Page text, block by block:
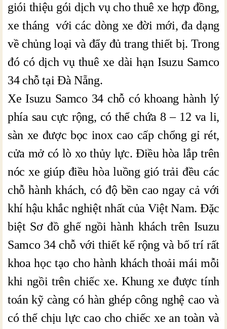
giói thiệu gói dịch vụ cho thuê xe hợp đồng,
xe tháng với các dòng xe đời mới, đa dạng
về chủng loại và đẩy đủ trang thiết bị. Trong
đó có dịch vụ thuê xe dài hạn Isuzu Samco
34 chỗ tại Đà Nẵng.
Xe Isuzu Samco 34 chỗ có khoang hành lý
phía sau cực rộng, có thể chứa 8 – 12 va li,
sàn xe được bọc inox cao cấp chổng gỉ rét,
cửa mở có lò xo thủy lực. Điều hòa lắp trên
nóc xe giúp điều hòa luồng gió trải đều các
chỗ hành khách, có độ bền cao ngay cả với
khí hậu khắc nghiệt nhất của Việt Nam. Đặc
biệt Sơ đồ ghế ngồi hành khách trên Isuzu
Samco 34 chỗ với thiết kế rộng và bố trí rất
khoa học tạo cho hành khách thoải mái mỗi
khi ngồi trên chiếc xe. Khung xe được tính
toán kỹ càng có hàn ghép công nghệ cao và
có thể chịu lực cao cho chiếc xe an toàn và